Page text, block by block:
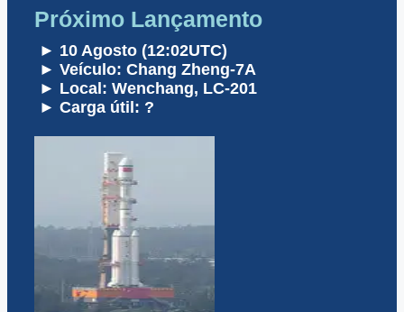
Próximo Lançamento
► 10 Agosto (12:02UTC)
► Veículo: Chang Zheng-7A
► Local: Wenchang, LC-201
► Carga útil: ?